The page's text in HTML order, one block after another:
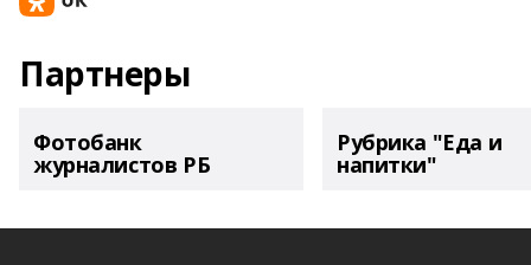
Партнеры
Фотобанк
журналистов РБ
Рубрика "Еда и
напитки"